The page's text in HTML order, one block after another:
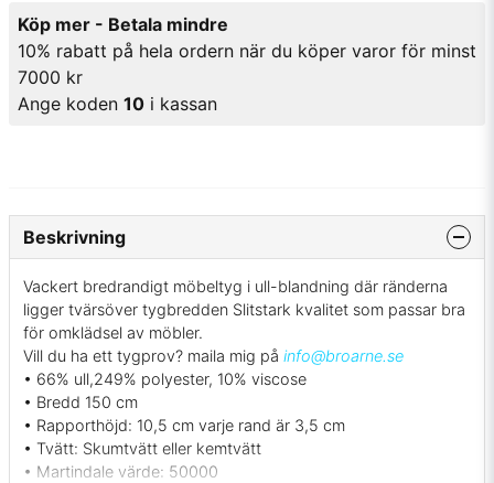
Köp mer - Betala mindre
10% rabatt på hela ordern när du köper varor för minst
7000 kr
Ange koden 10 i kassan
Beskrivning
Vackert bredrandigt möbeltyg i ull-blandning där ränderna
ligger tvärsöver tygbredden Slitstark kvalitet som passar bra
för omklädsel av möbler.
Vill du ha ett tygprov? maila mig på info@broarne.se
• 66% ull,249% polyester, 10% viscose
• Bredd 150 cm
• Rapporthöjd: 10,5 cm varje rand är 3,5 cm
• Tvätt: Skumtvätt eller kemtvätt
• Martindale värde: 50000